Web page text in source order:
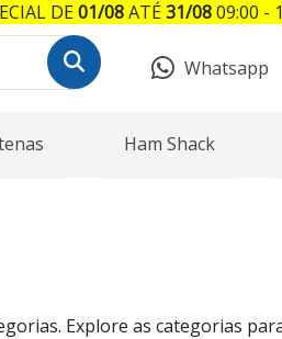
Whatsapp
Ham Shack
Explore as categorias
DE01/08ATÉ31/0809:00 -